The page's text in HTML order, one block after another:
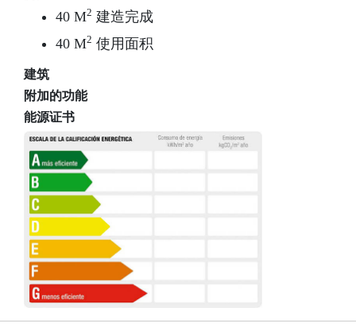
40 M2 建造完成
40 M2 使用面积
建筑
附加的功能
能源证书